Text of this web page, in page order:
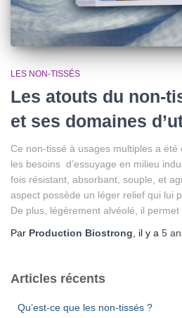
LES NON-TISSÉS
Les atouts du non-
et ses domaines
Ce non-tissé à usages multiples a
les besoins d’essuyage en milieu
fois résistant, absorbant, souple, et
aspect possède un léger relief qui lui
De plus, légèrement alvéolé, il permet
Par Production Biostrong, il y a 5
Articles récents
Qu’est-ce que les non-tissés ?